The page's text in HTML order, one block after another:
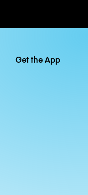
Get the App